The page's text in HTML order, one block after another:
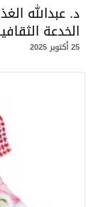
د. عبدالله
الخدعة
25 أكتوبر 2025